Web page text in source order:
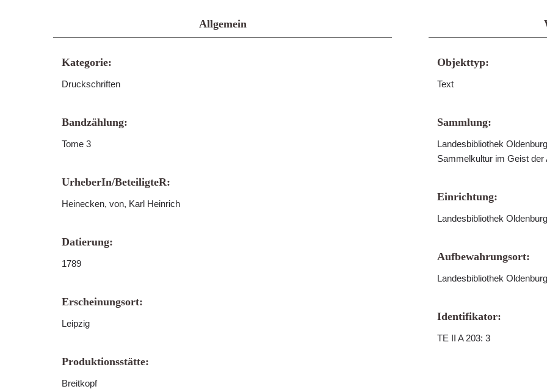
Allgemein
Kategorie:
Druckschriften
Bandzählung:
Tome 3
UrheberIn/BeteiligteR:
Heinecken, von, Karl Heinrich
Datierung:
1789
Erscheinungsort:
Leipzig
Produktionsstätte:
Breitkopf
Objekttyp:
Text
Sammlung:
Landesbibliothek
Sammelkultur im Geist
Einrichtung:
Landesbibliothek
Aufbewahrungsort:
Landesbibliothek Oldenburg
Identifikator:
TE II A 203: 3